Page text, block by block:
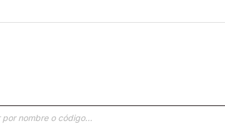
de productos